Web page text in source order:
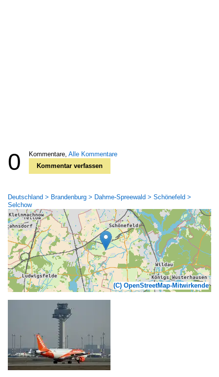
0 Kommentare, Alle Kommentare
Kommentar verfassen
Deutschland > Brandenburg > Dahme-Spreewald > Schönefeld >
Selchow
(C) OpenStreetMap-Mitwirkende